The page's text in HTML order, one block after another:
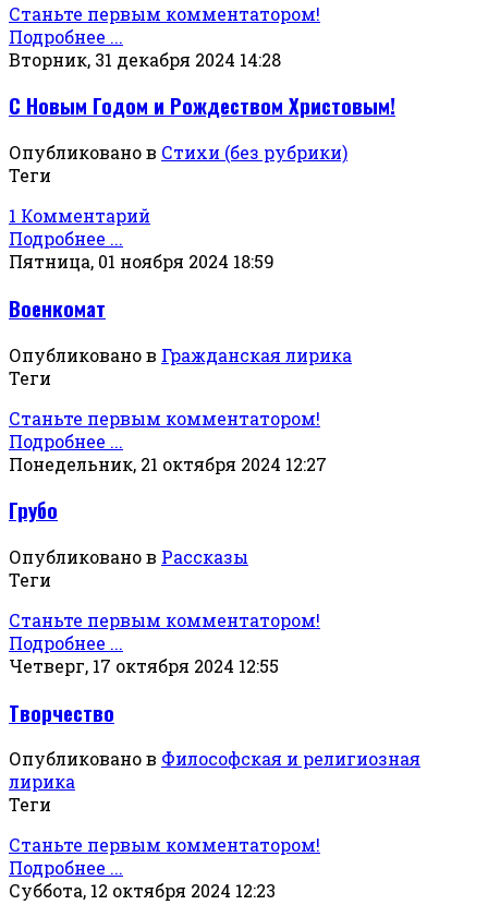
Станьте первым комментатором!
Подробнее ...
Вторник, 31 декабря 2024 14:28
С Новым Годом и Рождеством Христовым!
Опубликовано в Стихи (без рубрики)
Теги
1 Комментарий
Подробнее ...
Пятница, 01 ноября 2024 18:59
Военкомат
Опубликовано в Гражданская лирика
Теги
Станьте первым комментатором!
Подробнее ...
Понедельник, 21 октября 2024 12:27
Грубо
Опубликовано в Рассказы
Теги
Станьте первым комментатором!
Подробнее ...
Четверг, 17 октября 2024 12:55
Творчество
Опубликовано в Философская и религиозная
лирика
Теги
Станьте первым комментатором!
Подробнее ...
Суббота, 12 октября 2024 12:23